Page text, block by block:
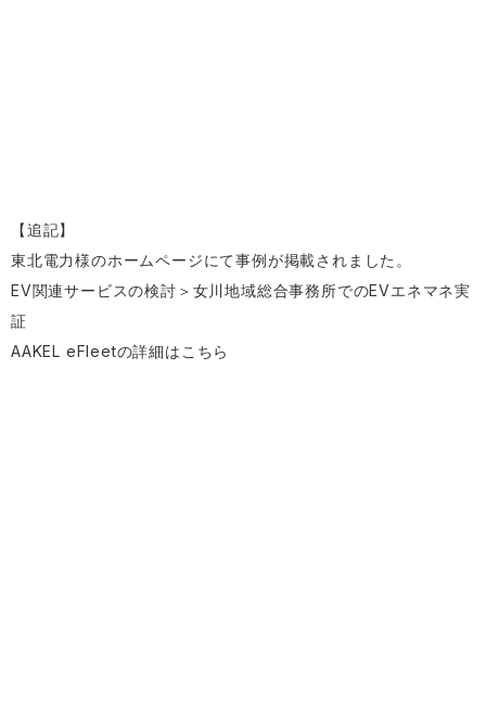
【追記】
東北電力様のホームページにて事例が掲載されました。
EV関連サービスの検討＞女川地域総合事務所でのEVエネマネ実
証
AAKEL eFleetの詳細は こちら